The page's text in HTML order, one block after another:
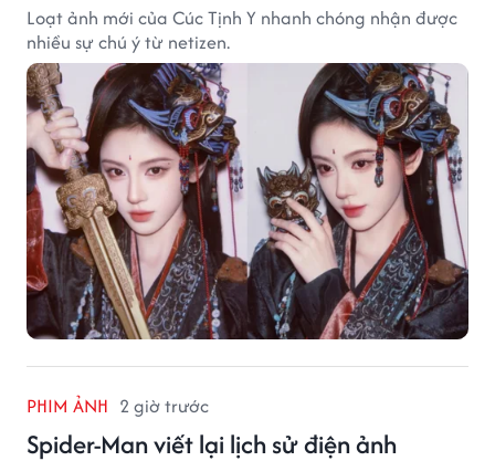
Loạt ảnh mới của Cúc Tịnh Y nhanh chóng nhận được
nhiều sự chú ý từ netizen.
PHIM ẢNH 2 giờ trước
Spider-Man viết lại lịch sử điện ảnh